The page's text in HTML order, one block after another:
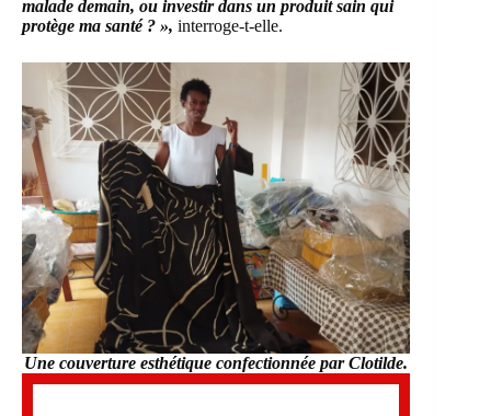
malade demain, ou investir dans un produit sain qui
protège ma santé ? », interroge-t-elle.
Une couverture esthétique confectionnée par Clotilde.